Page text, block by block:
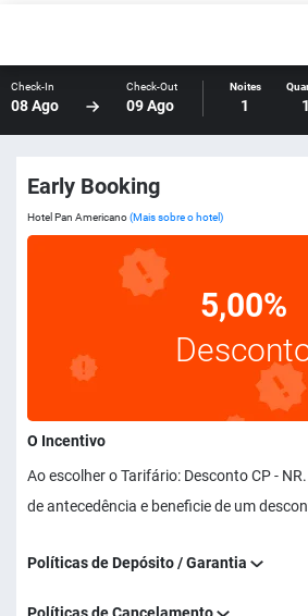
Check-In
08 Ago
Check-Out
09 Ago
Noites
1 1
Early Booking
Hotel Pan Americano(Mais sobre o hotel)
5,00%
O Incentivo
Ao escolher o Tarifário: Desconto CP -
de antecedência e beneficie de um
Políticas de Depósito / Garantia